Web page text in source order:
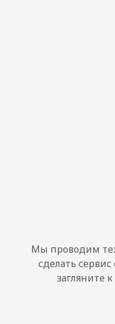
Мы проводим
сделать
загляните